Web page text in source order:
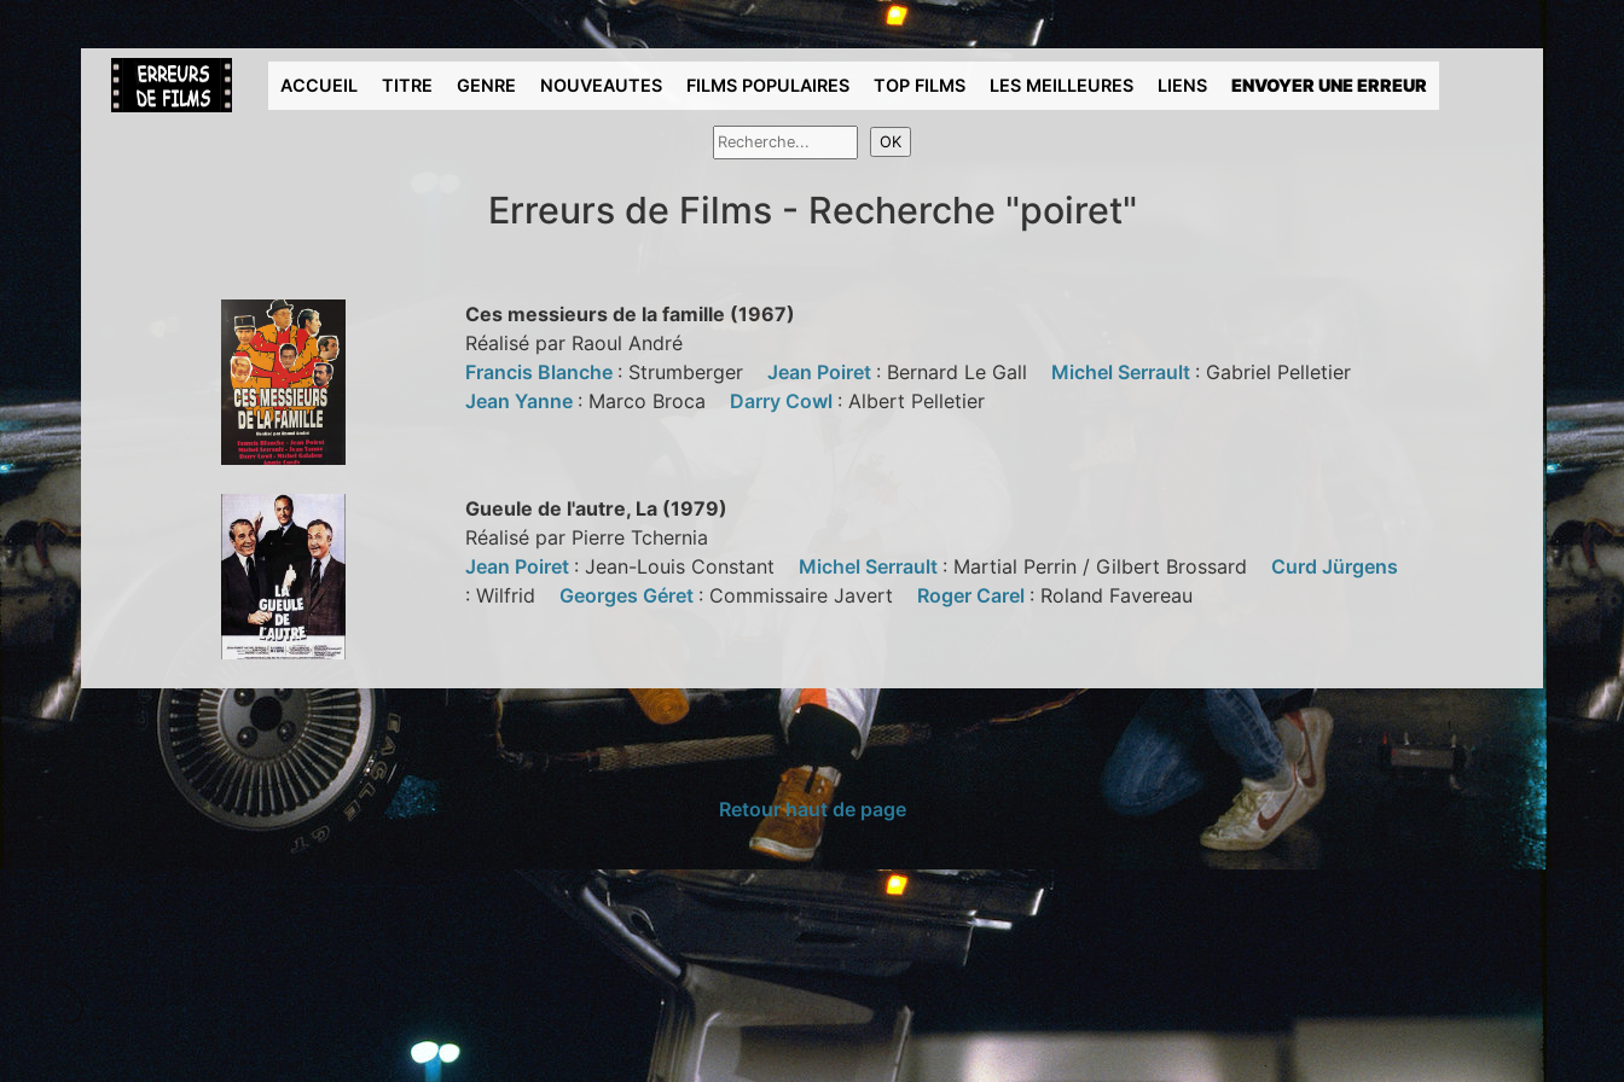
ACCUEIL TITRE GENRE NOUVEAUTES FILMS POPULAIRES TOP FILMS LES MEILLEURES LIENS ENVOYER UNE ERREUR
Erreurs de Films - Recherche "poiret"
Ces messieurs de la famille (1967)
Réalisé par Raoul André
Francis Blanche : Strumberger Jean Poiret : Bernard Le Gall Michel Serrault : Gabriel Pelletier
Jean Yanne : Marco Broca Darry Cowl : Albert Pelletier
Gueule de l'autre, La (1979)
Réalisé par Pierre Tchernia
Jean Poiret : Jean-Louis Constant Michel Serrault : Martial Perrin / Gilbert Brossard Curd Jürgens
: Wilfrid Georges Géret : Commissaire Javert Roger Carel : Roland Favereau
Retour haut de page